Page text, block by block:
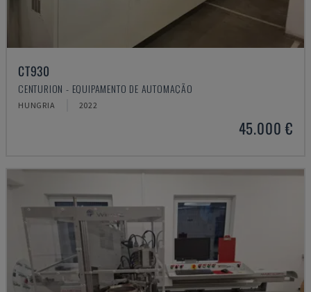
CT930
CENTURION - EQUIPAMENTO DE AUTOMAÇÃO
HUNGRIA 2022
45.000 €